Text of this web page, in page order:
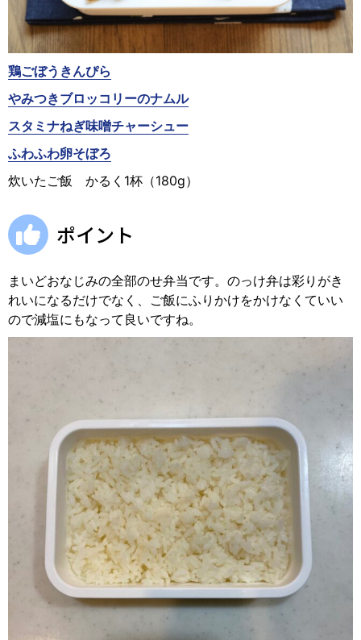
鶏ごぼうきんぴら
やみつきブロッコリーのナムル
スタミナねぎ味噌チャーシュー
ふわふわ卵そぼろ
炊いたご飯 かるく1杯（180g）
ポイント
まいどおなじみの全部のせ弁当です。のっけ弁は彩りがき
れいになるだけでなく、ご飯にふりかけをかけなくていい
ので減塩にもなって良いですね。